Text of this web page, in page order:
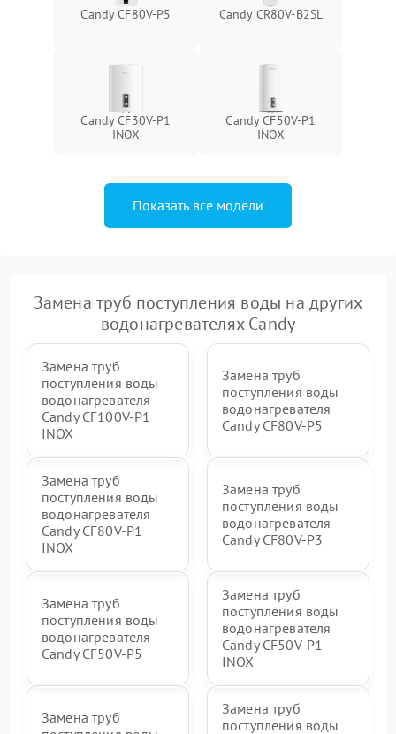
Candy CF80V-P5 Candy CR80V-B2SL
Candy CF30V-P1
INOX
Candy CF50V-P1
INOX
Показать все модели
Замена труб поступления воды на других
водонагревателях Candy
Замена труб
поступления воды
водонагревателя
Candy CF100V-P1
INOX
Замена труб
поступления воды
водонагревателя
Candy CF80V-P5
Замена труб
поступления воды
водонагревателя
Candy CF80V-P1
INOX
Замена труб
поступления воды
водонагревателя
Candy CF80V-P3
Замена труб
поступления воды
водонагревателя
Candy CF50V-P5
Замена труб
поступления воды
водонагревателя
Candy CF50V-P1
INOX
Замена труб
Замена труб
поступления воды